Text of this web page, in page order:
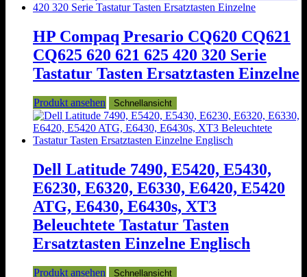
HP Compaq Presario CQ620 CQ621
CQ625 620 621 625 420 320 Serie
Tastatur Tasten Ersatztasten Einzelne
Produkt ansehen Schnellansicht
Dell Latitude 7490, E5420, E5430,
E6230, E6320, E6330, E6420, E5420
ATG, E6430, E6430s, XT3
Beleuchtete Tastatur Tasten
Ersatztasten Einzelne Englisch
Produkt ansehen Schnellansicht